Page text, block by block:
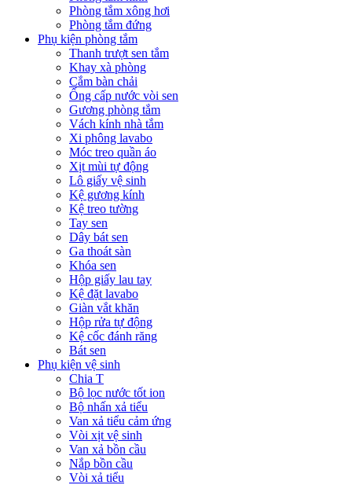
Phòng tắm xông hơi
Phòng tắm đứng
Phụ kiện phòng tắm
Thanh trượt sen tắm
Khay xà phòng
Cắm bàn chải
Ống cấp nước vòi sen
Gương phòng tắm
Vách kính nhà tắm
Xi phông lavabo
Móc treo quần áo
Xịt mùi tự động
Lô giấy vệ sinh
Kệ gương kính
Kệ treo tường
Tay sen
Dây bát sen
Ga thoát sàn
Khóa sen
Hộp giấy lau tay
Kệ đặt lavabo
Giàn vắt khăn
Hộp rửa tự động
Kệ cốc đánh răng
Bát sen
Phụ kiện vệ sinh
Chia T
Bộ lọc nước tốt ion
Bộ nhấn xả tiểu
Van xả tiểu cảm ứng
Vòi xịt vệ sinh
Van xả bồn cầu
Nắp bồn cầu
Vòi xả tiểu